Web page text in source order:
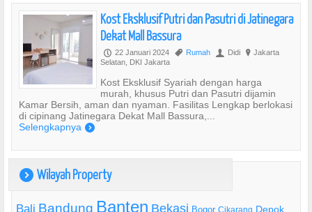
Kost Eksklusif Putri dan Pasutri di Jatinegara
Dekat Mall Bassura
P 22 Januari 2024 , Rumah U Didi ? Jakarta
Selatan, DKI Jakarta
Kost Eksklusif Syariah dengan harga
murah, khusus Putri dan Pasutri dijamin
Kamar Bersih, aman dan nyaman. Fasilitas Lengkap berlokasi
di cipinang Jatinegara Dekat Mall Bassura,...
Selengkapnya )
) Wilayah Property
Bali Bandung Banten Bekasi Bogor Cikarang Depok